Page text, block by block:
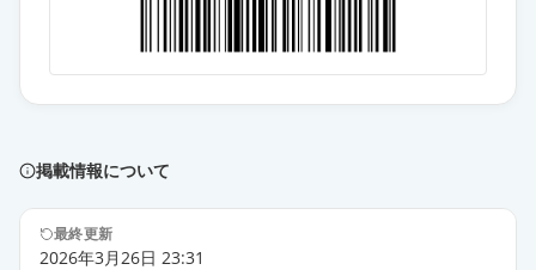
掲載情報について
最終更新
2026年3月26日 23:31